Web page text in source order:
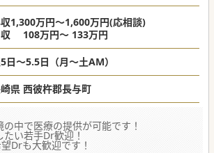
1,300万円～1,600万円(応相談)
収 108万円～ 133万円
日～5.5日（月～土AM）
長崎県 西彼杵郡長与町
中で医療の提供が可能です！
い若手Dr歓迎！
Drも大歓迎です！